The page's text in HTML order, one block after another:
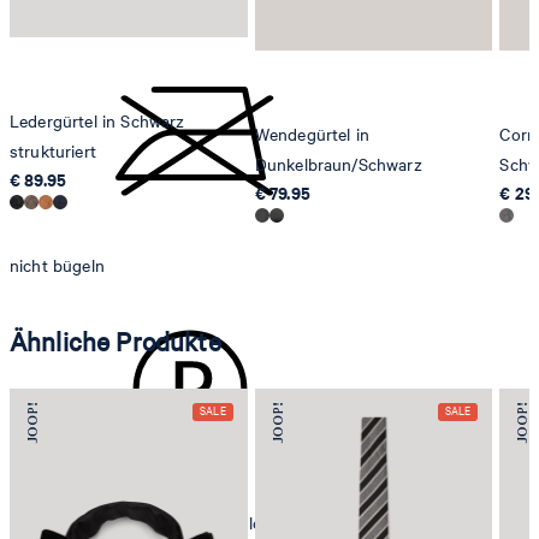
nicht bügeln
chemische Reinigung mit Perchlorethylen, schonend
Ledergürtel in Schwarz
strukturiert
€ 89.95
Wendegürtel in
Dunkelbraun/Schwarz
€ 79.95
€
Ähnliche Produkte